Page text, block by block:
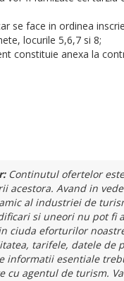
se face in ordinea
locurile 5,6,7 si 8;
constituie anexa la
Continutul ofertelor
acestora. Avand in
al industriei de
si uneori nu pot fi
ciuda eforturilor
tarifele, datele de
informatii esentiale
cu agentul de turism.